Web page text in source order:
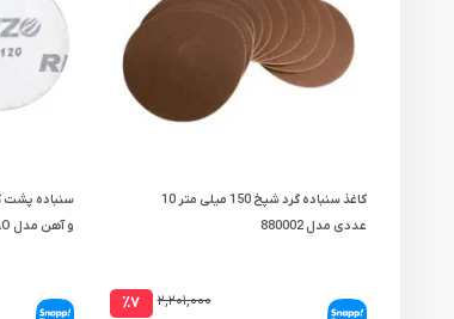
کاغذ سنباده گرد شپخ 150 میلی متر 10
عددی مدل 880002
۲,۲۰۱,۰۰۰ ٪۷
و آهن مدل 18AO